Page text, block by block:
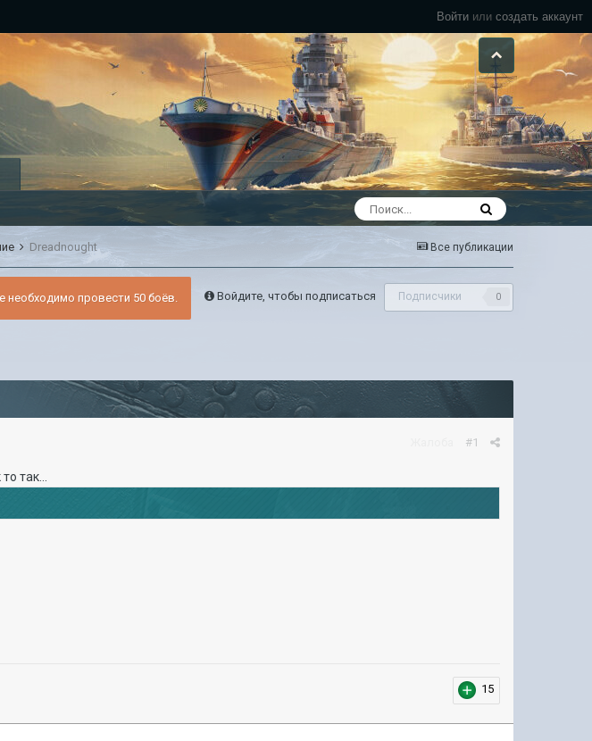
Войти или создать аккаунт
Все публикации
Dreadnought
Войдите, чтобы подписаться Подписчики 0
необходимо провести 50 боёв.
#1
так...
15